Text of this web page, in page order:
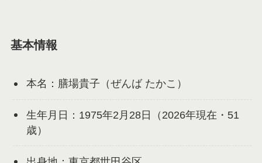
基本情報
本名：膳場貴子（ぜんば たかこ）
生年月日：1975年2月28日（2026年現在・51
歳）